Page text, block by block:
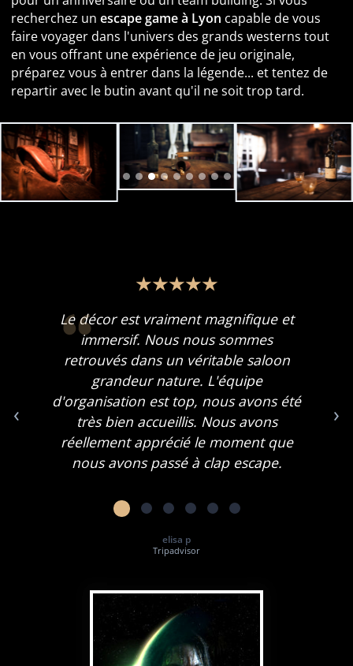
recherchez un escape game à Lyon capable de vous
faire voyager dans l'univers des grands westerns tout
en vous offrant une expérience de jeu originale,
préparez vous à entrer dans la légende... et tentez de
repartir avec le butin avant qu'il ne soit trop tard.
‹
Le décor est vraiment magnifique et
immersif. Nous nous sommes
retrouvés dans un véritable saloon
grandeur nature. L'équipe
d'organisation est top, nous avons été
très bien accueillis. Nous avons
réellement apprécié le moment que
nous avons passé à clap escape.
elisa p
Tripadvisor
›